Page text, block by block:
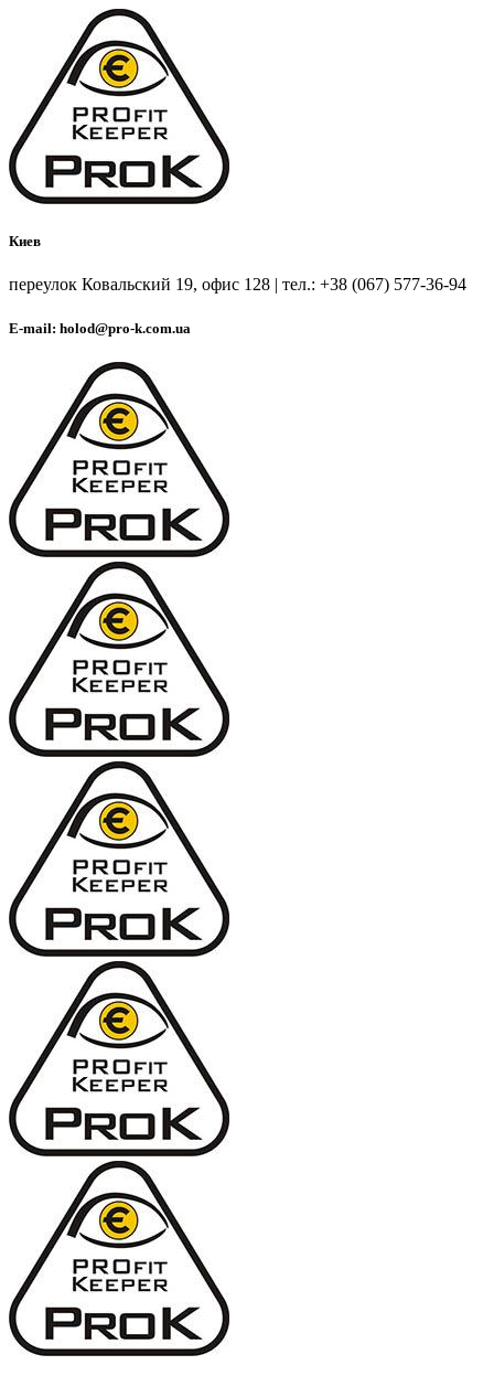
Киев
переулок Ковальский 19, офис 128 | тел.: +38 (067) 577-36-94
E-mail: holod@pro-k.com.ua